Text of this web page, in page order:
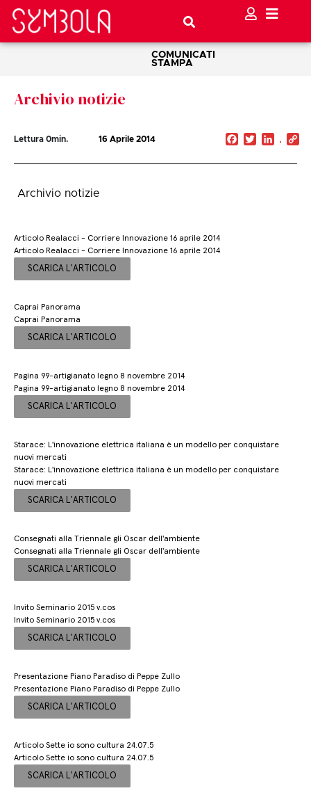
COMUNICATI
STAMPA
Archivio notizie
Lettura 0min. 16 Aprile 2014 Facebook
Twitter
Archivio notizie
Articolo Realacci - Corriere Innovazione 16 aprile 2014
Articolo Realacci - Corriere Innovazione 16 aprile 2014
SCARICA L'ARTICOLO
Caprai Panorama
Caprai Panorama
SCARICA L'ARTICOLO
Pagina 99-artigianato legno 8 novembre 2014
Pagina 99-artigianato legno 8 novembre 2014
SCARICA L'ARTICOLO
Starace: L'innovazione elettrica italiana è un modello per conquistare
nuovi mercati
Starace: L'innovazione elettrica italiana è un modello per conquistare
nuovi mercati
SCARICA L'ARTICOLO
Consegnati alla Triennale gli Oscar dell'ambiente
Consegnati alla Triennale gli Oscar dell'ambiente
SCARICA L'ARTICOLO
Invito Seminario 2015 v.cos
Invito Seminario 2015 v.cos
SCARICA L'ARTICOLO
Presentazione Piano Paradiso di Peppe Zullo
Presentazione Piano Paradiso di Peppe Zullo
SCARICA L'ARTICOLO
Articolo Sette io sono cultura 24.07.5
Articolo Sette io sono cultura 24.07.5
SCARICA L'ARTICOLO